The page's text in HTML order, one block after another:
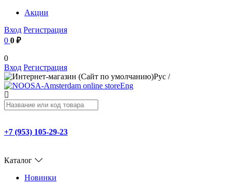
Акции
Вход Регистрация
0 0 ₽
0
Вход Регистрация
Рус /
Eng
+7 (953) 105-29-23
Каталог
Новинки